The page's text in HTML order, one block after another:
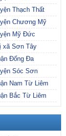
Thạch Thất
Chương Mỹ
Mỹ Đức
xã Sơn Tây
Đống Đa
Sóc Sơn
Nam Từ Liêm
Bắc Từ Liêm